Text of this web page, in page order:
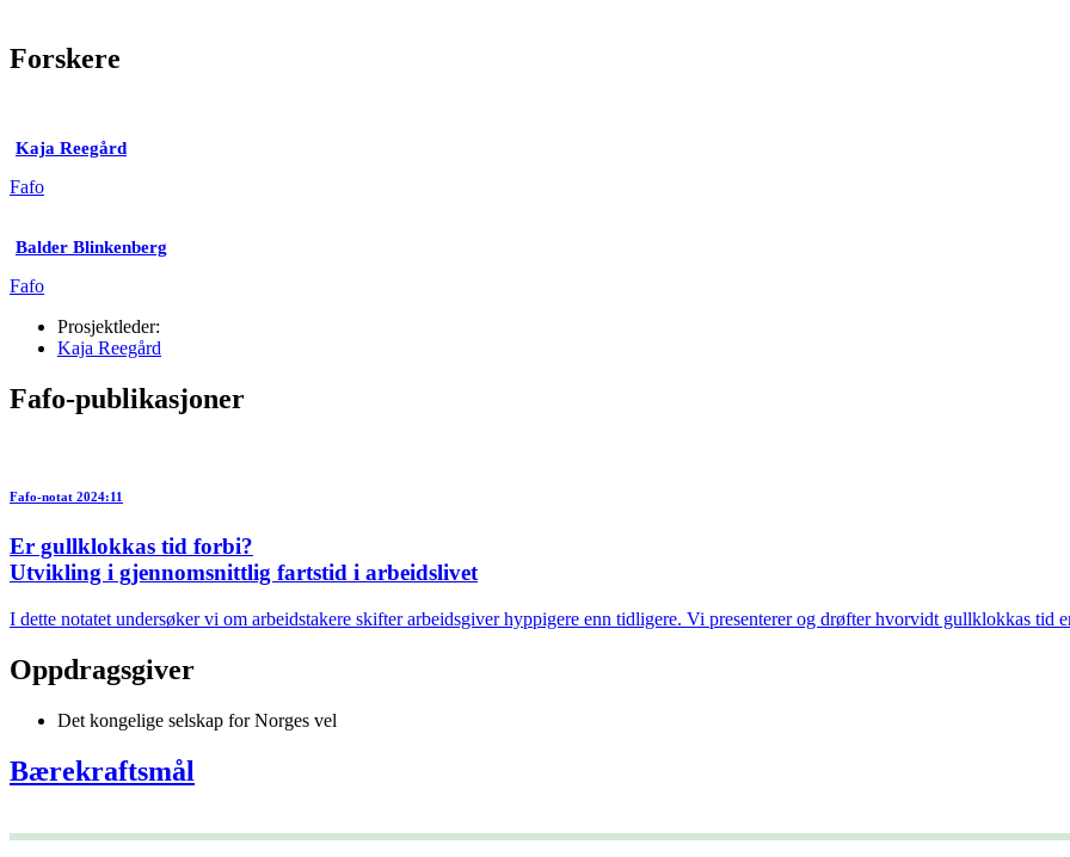
Forskere
Kaja Reegård
Fafo
Balder Blinkenberg
Fafo
Prosjektleder:
Kaja Reegård
Fafo-publikasjoner
Fafo-notat 2024:11
Er gullklokkas tid forbi?
Utvikling i gjennomsnittlig fartstid i arbeidslivet
I dette notatet undersøker vi om arbeidstakere skifter arbeidsgiver hyppigere enn tidligere. Vi presenterer og drøfter hvorvidt gullklokkas tid
Oppdragsgiver
Det kongelige selskap for Norges vel
Bærekraftsmål